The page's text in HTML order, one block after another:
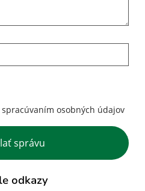
spracúvaním osobných údajov
správu
odkazy